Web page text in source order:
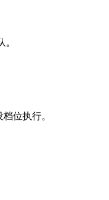
位执行。